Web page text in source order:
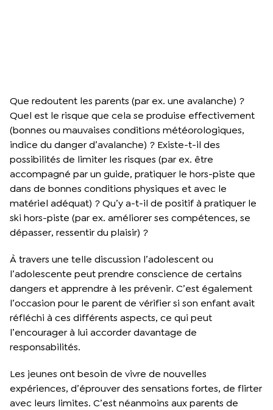
Que redoutent les parents (par ex. une avalanche) ?
Quel est le risque que cela se produise effectivement
(bonnes ou mauvaises conditions météorologiques,
indice du danger d’avalanche) ? Existe-t-il des
possibilités de limiter les risques (par ex. être
accompagné par un guide, pratiquer le hors-piste que
dans de bonnes conditions physiques et avec le
matériel adéquat) ? Qu’y a-t-il de positif à pratiquer le
ski hors-piste (par ex. améliorer ses compétences, se
dépasser, ressentir du plaisir) ?
À travers une telle discussion l’adolescent ou
l’adolescente peut prendre conscience de certains
dangers et apprendre à les prévenir. C’est également
l’occasion pour le parent de vérifier si son enfant avait
réfléchi à ces différents aspects, ce qui peut
l’encourager à lui accorder davantage de
responsabilités.
Les jeunes ont besoin de vivre de nouvelles
expériences, d’éprouver des sensations fortes, de flirter
avec leurs limites. C’est néanmoins aux parents de